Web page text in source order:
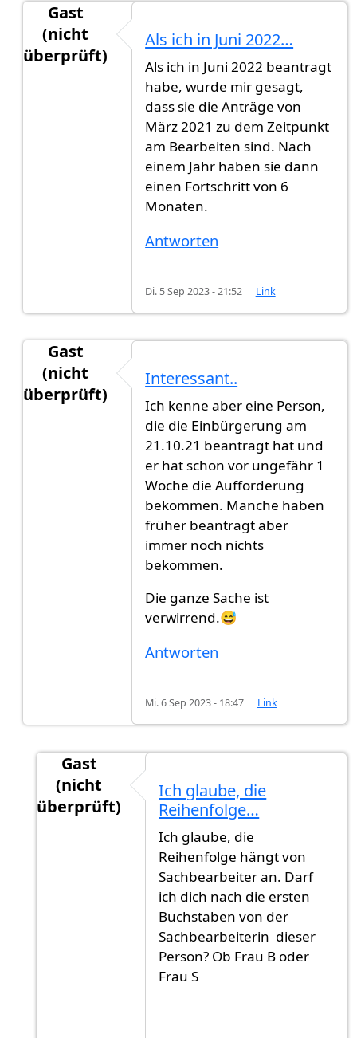
Gast
(nicht
überprüft)
März 2022vonCaro (nicht
Als ich in Juni 2022…
Als ich in Juni 2022 beantragt
habe, wurde mir gesagt,
dass sie die Anträge von
März 2021 zu dem Zeitpunkt
am Bearbeiten sind. Nach
einem Jahr haben sie dann
einen Fortschritt von 6
Monaten.
Antworten
Di. 5 Sep 2023 - 21:52 Link
Gast
(nicht
überprüft)
März 2022vonCaro (nicht
Interessant..
Ich kenne aber eine Person,
die die Einbürgerung am
21.10.21 beantragt hat und
er hat schon vor ungefähr 1
Woche die Aufforderung
bekommen. Manche haben
früher beantragt aber
immer noch nichts
bekommen.
Die ganze Sache ist
verwirrend.😅
Antworten
Mi. 6 Sep 2023 - 18:47 Link
Gast
(nicht
überprüft)
Ich glaube, die
Reihenfolge…
Ich glaube, die
Reihenfolge hängt von
Sachbearbeiter an. Darf
ich dich nach die ersten
Buchstaben von der
Sachbearbeiterin dieser
Person? Ob Frau B oder
Frau S